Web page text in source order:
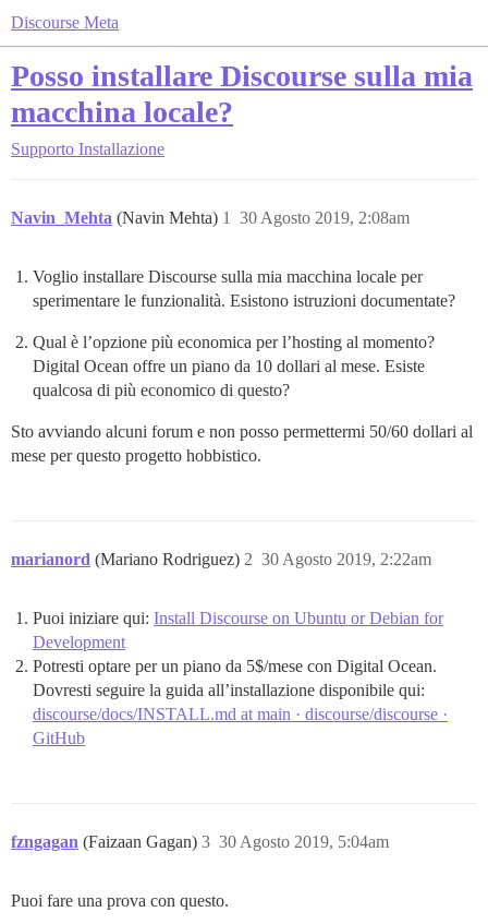
Discourse Meta
Posso installare Discourse sulla mia
macchina locale?
Supporto Installazione
Navin_Mehta (Navin Mehta) 30 Agosto 2019, 2:08am
1
Voglio installare Discourse sulla mia macchina locale per
sperimentare le funzionalità. Esistono istruzioni documentate?
Qual è l’opzione più economica per l’hosting al momento?
Digital Ocean offre un piano da 10 dollari al mese. Esiste
qualcosa di più economico di questo?
Sto avviando alcuni forum e non posso permettermi 50/60 dollari al
mese per questo progetto hobbistico.
marianord (Mariano Rodriguez) 30 Agosto 2019, 2:22am
2
Puoi iniziare qui: Install Discourse on Ubuntu or Debian for
Development
Potresti optare per un piano da 5$/mese con Digital Ocean.
Dovresti seguire la guida all’installazione disponibile qui:
discourse/docs/INSTALL.md at main · discourse/discourse ·
GitHub
fzngagan (Faizaan Gagan) 30 Agosto 2019, 5:04am
3
Puoi fare una prova con questo.